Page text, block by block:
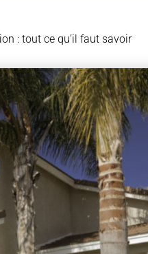
: tout ce qu’il faut savoir